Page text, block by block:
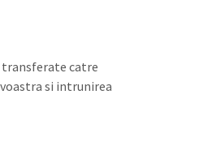
transferate catre
si intrunirea